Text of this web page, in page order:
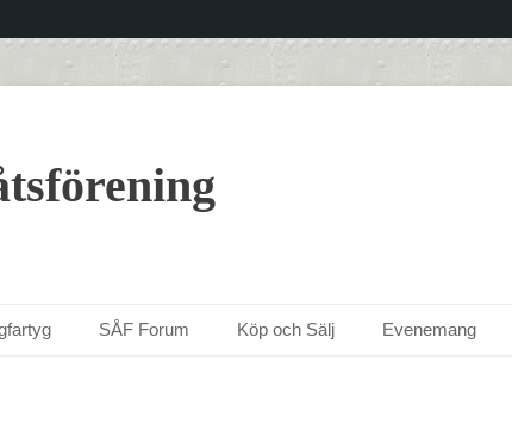
SÅF Forum Köp och Sälj Evenemang